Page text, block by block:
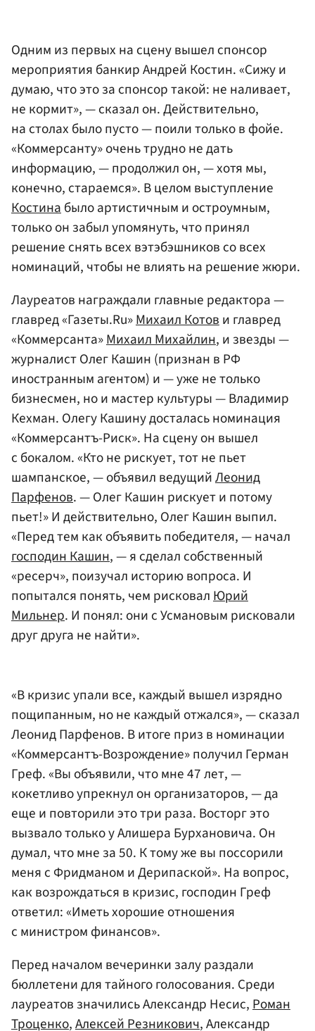
Одним из первых на сцену вышел спонсор
мероприятия банкир Андрей Костин. «Сижу и
думаю, что это за спонсор такой: не наливает,
не кормит», — сказал он. Действительно,
на столах было пусто — поили только в фойе.
«Коммерсанту» очень трудно не дать
информацию, — продолжил он, — хотя мы,
конечно, стараемся». В целом выступление
Костина было артистичным и остроумным,
только он забыл упомянуть, что принял
решение снять всех вэтэбэшников со всех
номинаций, чтобы не влиять на решение жюри.
Лауреатов награждали главные редактора —
главред «Газеты.Ru»Михаил Котови главред
«Коммерсанта»Михаил Михайлин, и звезды —
журналист Олег Кашин (признан в РФ
иностранным агентом) и — уже не только
бизнесмен, но и мастер культуры — Владимир
Кехман. Олегу Кашину досталась номинация
«Коммерсантъ-Риск». На сцену он вышел
с бокалом. «Кто не рискует, тот не пьет
шампанское, — объявил ведущийЛеонид
Парфенов. — Олег Кашин рискует и потому
пьет!» И действительно, Олег Кашин выпил.
«Перед тем как объявить победителя, — начал
господин Кашин, — я сделал собственный
«ресерч», поизучал историю вопроса. И
попытался понять, чем рисковалЮрий
Мильнер. И понял: они с Усмановым рисковали
друг друга не найти».
«В кризис упали все, каждый вышел изрядно
пощипанным, но не каждый отжался», — сказал
Леонид Парфенов. В итоге приз в номинации
«Коммерсантъ-Возрождение» получил Герман
Греф. «Вы объявили, что мне 47 лет, —
кокетливо упрекнул он организаторов, — да
еще и повторили это три раза. Восторг это
вызвало только у Алишера Бурхановича. Он
думал, что мне за 50. К тому же вы поссорили
меня с Фридманом и Дерипаской». На вопрос,
как возрождаться в кризис, господин Греф
ответил: «Иметь хорошие отношения
с министром финансов».
Перед началом вечеринки залу раздали
бюллетени для тайного голосования. Среди
лауреатов значились Александр Несис,Роман
Троценко,Алексей Резникович, Александр